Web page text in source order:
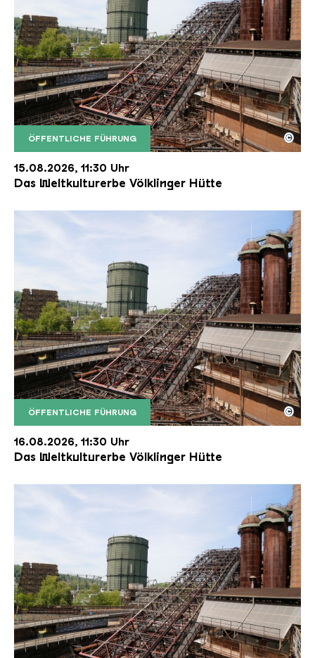
ÖFFENTLICHE FÜHRUNG
Der Erzschrägaufzug der Völklinger Hütte mit
Copyright: Weltkulturerbe Völklinger Hütte | Karl
©
15.08.2026, 11:30 Uhr
Das Weltkulturerbe Völklinger Hütte
ÖFFENTLICHE FÜHRUNG
Der Erzschrägaufzug der Völklinger Hütte mit
Copyright: Weltkulturerbe Völklinger Hütte | Karl
©
16.08.2026, 11:30 Uhr
Das Weltkulturerbe Völklinger Hütte